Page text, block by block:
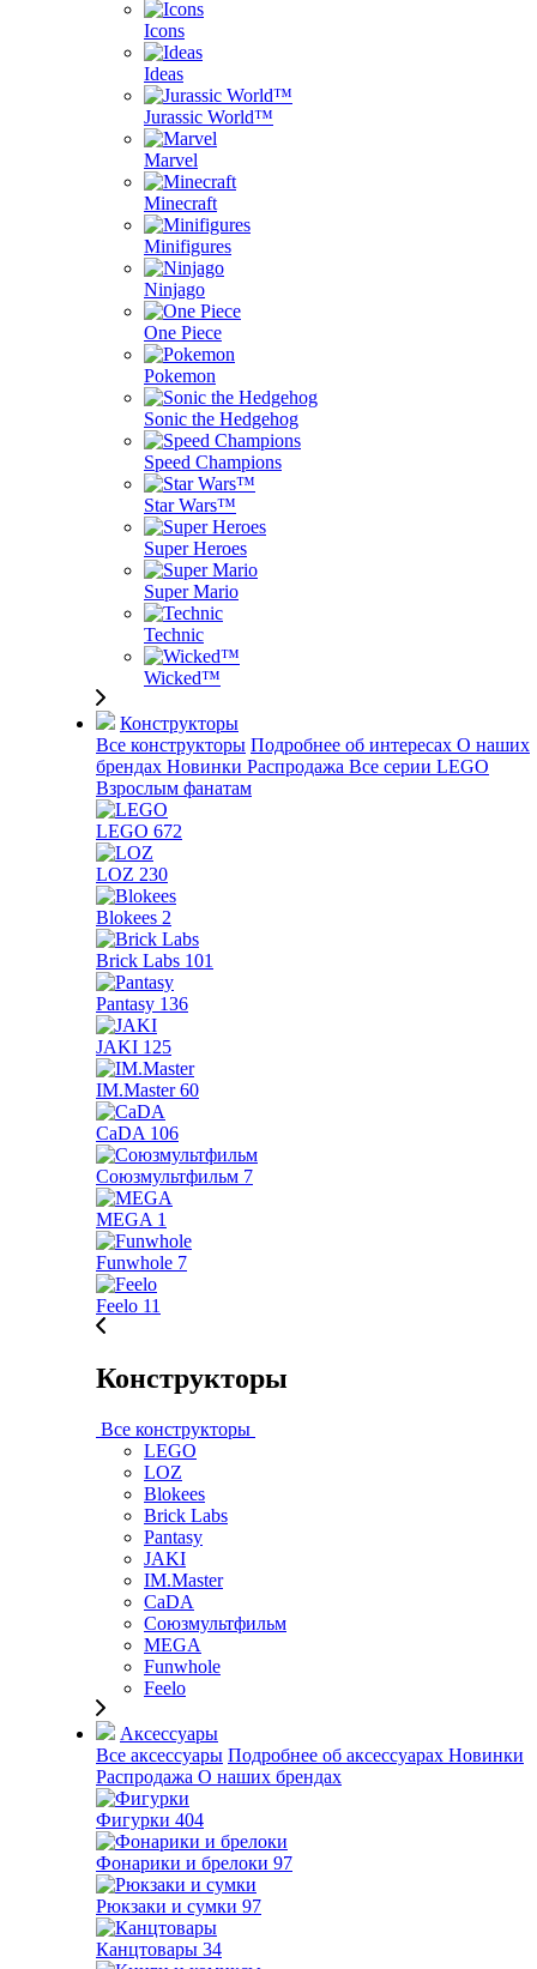
Icons
Ideas
Jurassic World™
Marvel
Minecraft
Minifigures
Ninjago
One Piece
Pokemon
Sonic the Hedgehog
Speed Champions
Star Wars™
Super Heroes
Super Mario
Technic
Wicked™
Конструкторы
Все конструкторы Подробнее об интересах О наших
брендах Новинки Распродажа Все серии LEGO
Взрослым фанатам
LEGO 672
LOZ 230
Blokees 2
Brick Labs 101
Pantasy 136
JAKI 125
IM.Master 60
CaDA 106
Союзмультфильм 7
MEGA 1
Funwhole 7
Feelo 11
Конструкторы
Все конструкторы
LEGO
LOZ
Blokees
Brick Labs
Pantasy
JAKI
IM.Master
CaDA
Союзмультфильм
MEGA
Funwhole
Feelo
Аксессуары
Все аксессуары Подробнее об аксессуарах Новинки
Распродажа О наших брендах
Фигурки 404
Фонарики и брелоки 97
Рюкзаки и сумки 97
Канцтовары 34